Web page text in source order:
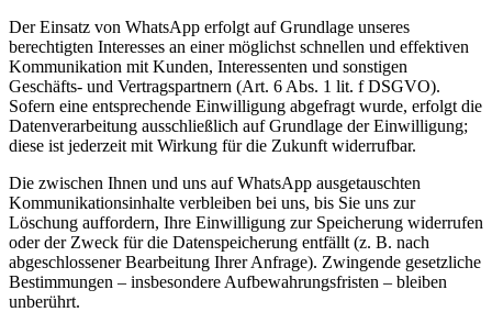
Der Einsatz von WhatsApp erfolgt auf Grundlage unseres
berechtigten Interesses an einer möglichst schnellen und effektiven
Kommunikation mit Kunden, Interessenten und sonstigen
Geschäfts- und Vertragspartnern (Art. 6 Abs. 1 lit. f DSGVO).
Sofern eine entsprechende Einwilligung abgefragt wurde, erfolgt die
Datenverarbeitung ausschließlich auf Grundlage der Einwilligung;
diese ist jederzeit mit Wirkung für die Zukunft widerrufbar.
Die zwischen Ihnen und uns auf WhatsApp ausgetauschten
Kommunikationsinhalte verbleiben bei uns, bis Sie uns zur
Löschung auffordern, Ihre Einwilligung zur Speicherung widerrufen
oder der Zweck für die Datenspeicherung entfällt (z. B. nach
abgeschlossener Bearbeitung Ihrer Anfrage). Zwingende gesetzliche
Bestimmungen – insbesondere Aufbewahrungsfristen – bleiben
unberührt.